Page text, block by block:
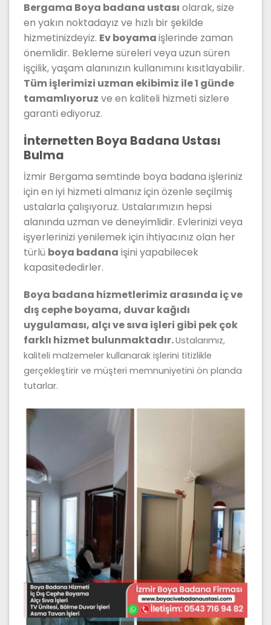
Bergama Boya badana ustası olarak, size
en yakın noktadayız ve hızlı bir şekilde
hizmetinizdeyiz. Ev boyamaişlerinde zaman
önemlidir. Bekleme süreleri veya uzun süren
işçilik, yaşam alanınızın kullanımını kısıtlayabilir.
Tüm işlerimizi uzman ekibimiz ile 1 günde
tamamlıyoruz ve en kaliteli hizmeti sizlere
garanti ediyoruz.
İnternetten Boya Badana Ustası
Bulma
İzmir Bergama semtinde boya badana işleriniz
için en iyi hizmeti almanız için özenle seçilmiş
ustalarla çalışıyoruz. Ustalarımızın hepsi
alanında uzman ve deneyimlidir. Evlerinizi veya
işyerlerinizi yenilemek için ihtiyacınız olan her
türlü boya badana işini yapabilecek
kapasitededirler.
Boya badana hizmetlerimiz arasında iç ve
dış cephe boyama, duvar kağıdı
uygulaması, alçı ve sıva işleri gibi pek çok
farklı hizmet bulunmaktadır.Ustalarımız,
kaliteli malzemeler kullanarak işlerini titizlikle
gerçekleştirir ve müşteri memnuniyetini ön planda
tutarlar.